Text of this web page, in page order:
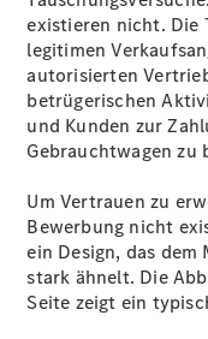
existieren nicht. Die
legitimen
autorisierten
betrügerischen
und Kunden zur
Gebrauchtwagen zu
Um Vertrauen zu
Bewerbung nicht
ein Design, das
stark ähnelt. Die
Seite zeigt ein